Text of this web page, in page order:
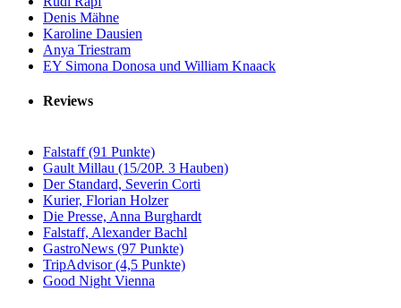
Denis Mähne
Karoline Dausien
Anya Triestram
EY Simona Donosa und William Knaack
Reviews
Falstaff (91 Punkte)
Gault Millau (15/20P. 3 Hauben)
Der Standard, Severin Corti
Kurier, Florian Holzer
Die Presse, Anna Burghardt
Falstaff, Alexander Bachl
GastroNews (97 Punkte)
TripAdvisor (4,5 Punkte)
Good Night Vienna